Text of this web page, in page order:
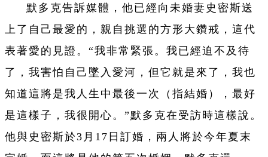
默多克告訴媒體，他已經向未婚妻史密斯送
上了自己最愛的，親自挑選的方形大鑽戒，這代
表著愛的見證。“我非常緊張。我已經迫不及待
了，我害怕自己墜入愛河，但它就是來了，我也
知道這將是我人生中最後一次（指結婚），最好
是這樣子，我很開心。”默多克在受訪時這樣說。
他與史密斯於3月17日訂婚，兩人將於今年夏末